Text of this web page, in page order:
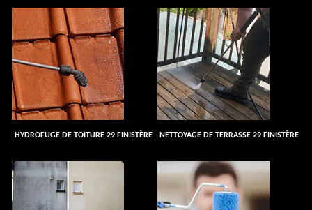
HYDROFUGE DE TOITURE 29 FINISTÈRE NETTOYAGE DE TERRASSE 29 FINISTÈRE